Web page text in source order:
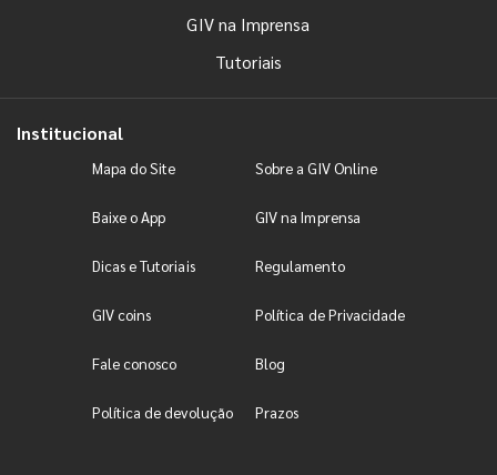
GIV na Imprensa
Tutoriais
Institucional
Mapa do Site Sobre a GIV Online
Baixe o App GIV na Imprensa
Dicas e Tutoriais Regulamento
GIV coins Política de Privacidade
Fale conosco Blog
Política de devolução Prazos